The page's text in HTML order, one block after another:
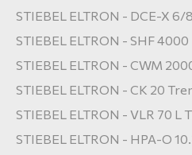
STIEBEL ELTRON - DCE-X 6/
STIEBEL ELTRON - SHF 4000
STIEBEL ELTRON - CWM
STIEBEL ELTRON - CK 20
STIEBEL ELTRON - VLR 70 L
STIEBEL ELTRON - HPA-O